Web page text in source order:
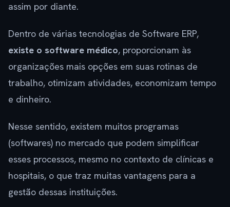
assim por diante.
Dentro de várias tecnologias de Software ERP,
existe o software médico, proporcionam às
organizações mais opções em suas rotinas de
trabalho, otimizam atividades, economizam tempo
e dinheiro.
Nesse sentido, existem muitos programas
(softwares) no mercado que podem simplificar
esses processos, mesmo no contexto de clínicas e
hospitais, o que traz muitas vantagens para a
gestão dessas instituições.